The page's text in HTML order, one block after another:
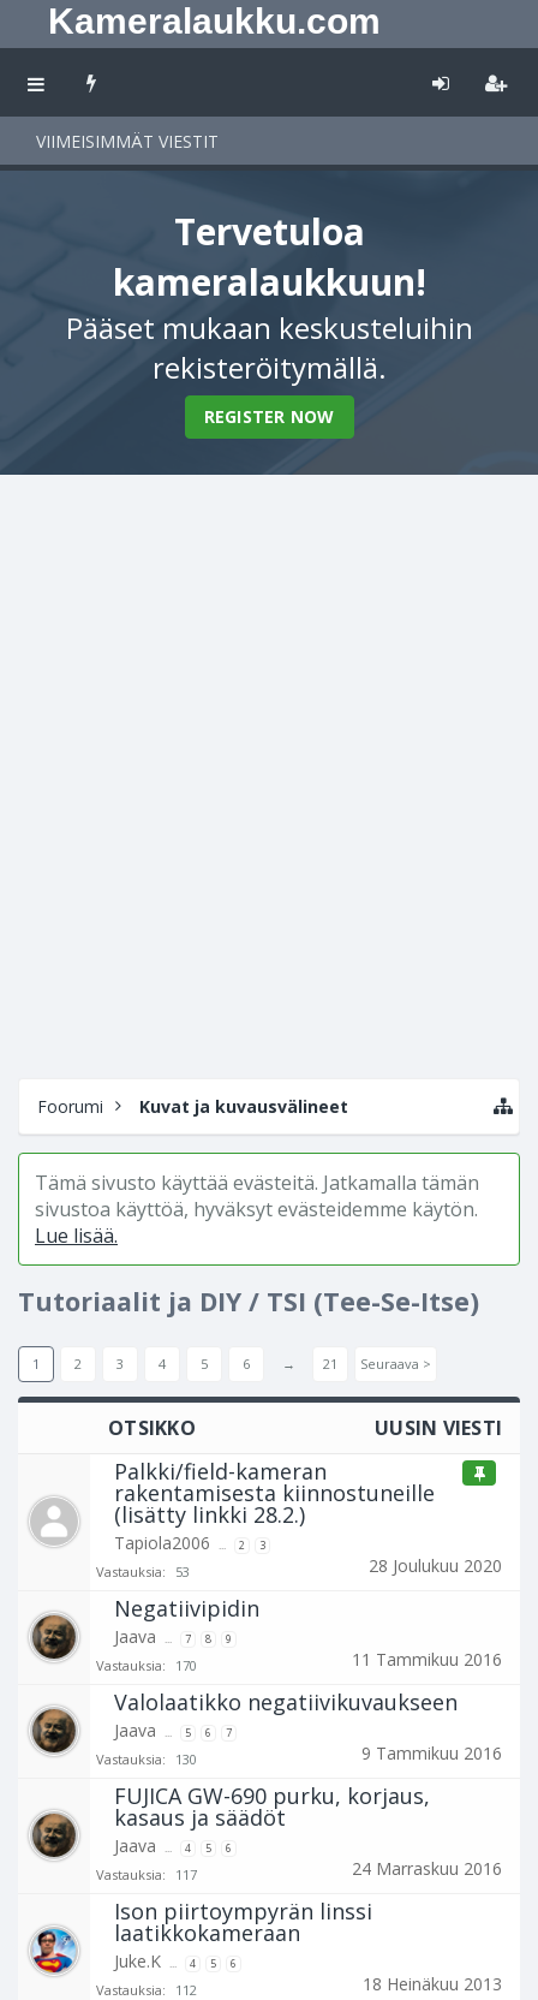
Kameralaukku.com
VIIMEISIMMÄT VIESTIT
Tervetuloa
kameralaukkuun!
Pääset mukaan keskusteluihin
rekisteröitymällä.
REGISTER NOW
Foorumi Kuvat ja kuvausvälineet
Tämä sivusto käyttää evästeitä. Jatkamalla tämän
sivustoa käyttöä, hyväksyt evästeidemme käytön.
Lue lisää.
Tutoriaalit ja DIY / TSI (Tee-Se-Itse)
1 2 3 4 5 6 → 21 Seuraava >
OTSIKKO UUSIN VIESTI
Palkki/field-kameran
rakentamisesta kiinnostuneille
(lisätty linkki 28.2.)
Tapiola2006 ... 2 3
Vastauksia: 53 28 Joulukuu 2020
Negatiivipidin
Jaava ... 7 8 9
Vastauksia: 170 11 Tammikuu 2016
Valolaatikko negatiivikuvaukseen
Jaava ... 5 6 7
Vastauksia: 130 9 Tammikuu 2016
FUJICA GW-690 purku, korjaus,
kasaus ja säädöt
Jaava ... 4 5 6
Vastauksia: 117 24 Marraskuu 2016
Ison piirtoympyrän linssi
laatikkokameraan
Juke.K ... 4 5 6
Vastauksia: 112 18 Heinäkuu 2013